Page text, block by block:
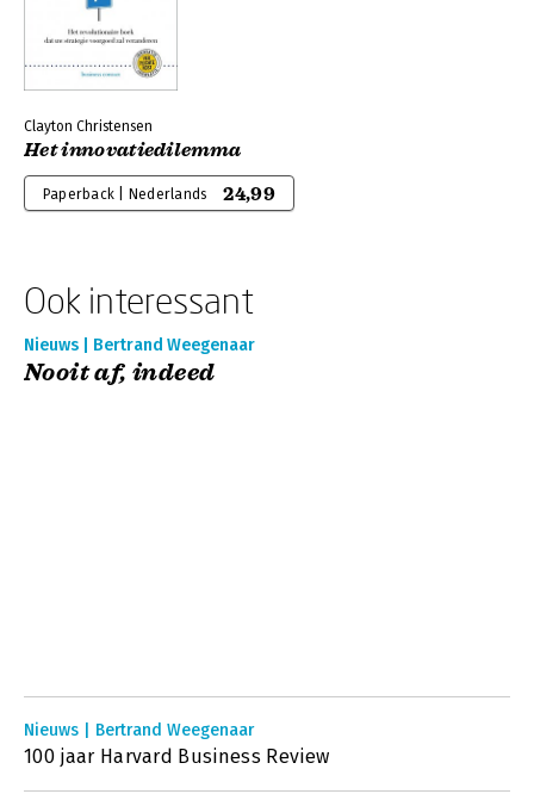
Clayton Christensen
Het innovatiedilemma
Paperback | Nederlands 24,99
Ook interessant
Nieuws | Bertrand Weegenaar
Nooit af, indeed
Nieuws | Bertrand Weegenaar
100 jaar Harvard Business Review